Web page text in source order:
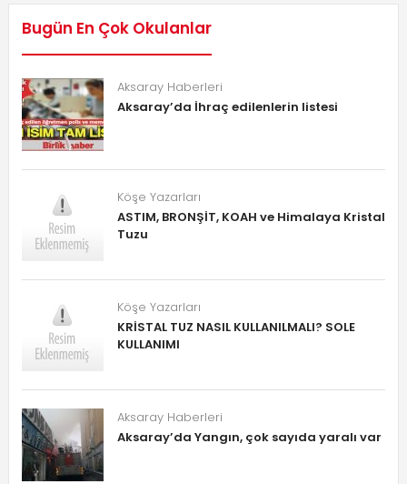
Bugün En Çok Okulanlar
Aksaray Haberleri
Aksaray’da İhraç edilenlerin listesi
Köşe Yazarları
ASTIM, BRONŞİT, KOAH ve Himalaya Kristal
Tuzu
Köşe Yazarları
KRİSTAL TUZ NASIL KULLANILMALI? SOLE
KULLANIMI
Aksaray Haberleri
Aksaray’da Yangın, çok sayıda yaralı var